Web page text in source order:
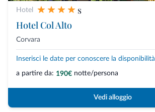
Hotel
s
Hotel Col Alto
Corvara
Inserisci le date per conoscere la disponibilità
a partire da: 190€ notte/persona
Vedi alloggio